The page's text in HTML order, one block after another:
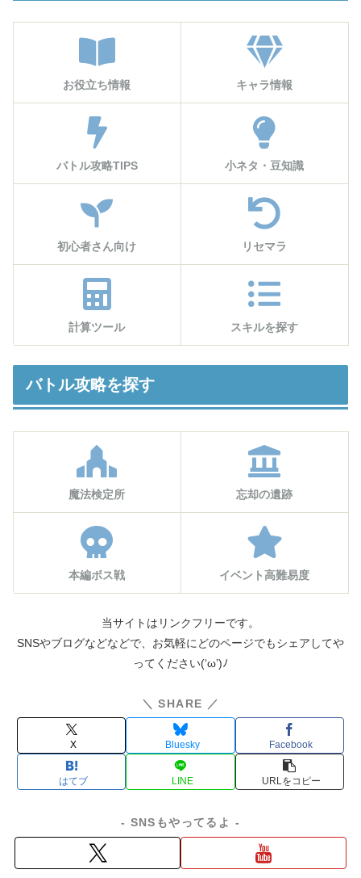
お役立ち情報 キャラ情報
バトル攻略TIPS 小ネタ・豆知識
初心者さん向け リセマラ
計算ツール スキルを探す
バトル攻略を探す
魔法検定所 忘却の遺跡
本編ボス戦 イベント高難易度
当サイトはリンクフリーです。
SNSやブログなどなどで、お気軽にどのページでもシェアしてや
ってください(‘ω’)ﾉ
＼ SHARE ／
X Bluesky Facebook
はてブ LINE コピー
- SNSもやってるよ -